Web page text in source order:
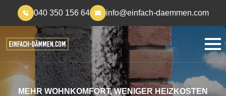
040 350 156 64 info@einfach-daemmen.com
MEHR WOHNKOMFORT, WENIGER HEIZKOSTEN